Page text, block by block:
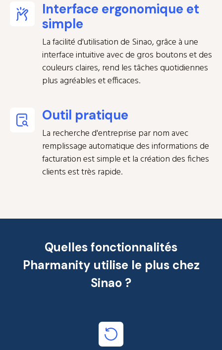
Interface ergonomique et
simple
La facilité d'utilisation de Sinao, grâce à une
interface intuitive avec de gros boutons et des
couleurs claires, rend les tâches quotidiennes
plus agréables et efficaces.
Outil pratique
La recherche d'entreprise par nom avec
remplissage automatique des informations de
facturation est simple et la création des fiches
clients est très rapide.
Quelles fonctionnalités
Pharmanity utilise le plus chez
Sinao ?